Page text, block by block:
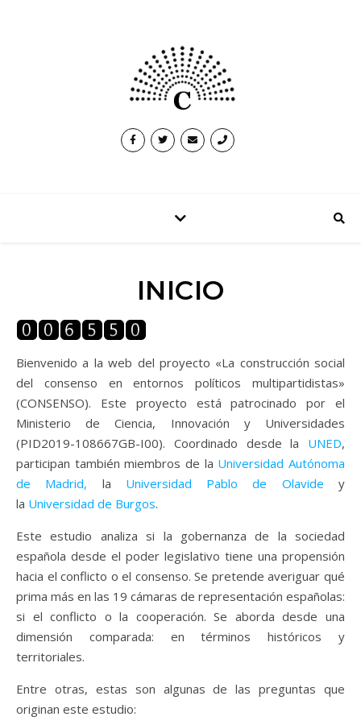
INICIO
Bienvenido a la web del proyecto «La construcción social
del consenso en entornos políticos multipartidistas»
(CONSENSO). Este proyecto está patrocinado por el
Ministerio de Ciencia, Innovación y Universidades
(PID2019-108667GB-I00). Coordinado desde la UNED,
participan también miembros de la Universidad Autónoma
de Madrid, la Universidad Pablo de Olavide y
la Universidad de Burgos.
Este estudio analiza si la gobernanza de la sociedad
española desde el poder legislativo tiene una propensión
hacia el conflicto o el consenso. Se pretende averiguar qué
prima más en las 19 cámaras de representación españolas:
si el conflicto o la cooperación. Se aborda desde una
dimensión comparada: en términos históricos y
territoriales.
Entre otras, estas son algunas de las preguntas que
originan este estudio: